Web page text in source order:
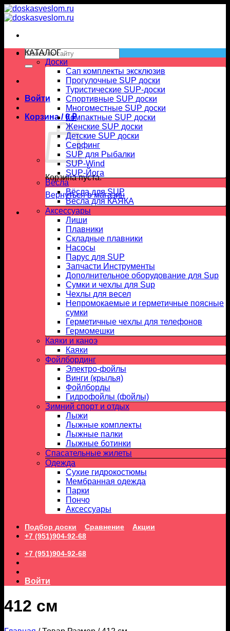
Skip
to
Искать:
Войти
Корзина /0₽
Корзина пуста.
Вернуться в магазин
КАТАЛОГ
Доски
Сап комплекты эксклюзив
Прогулочные SUP доски
Туристические SUP-доски
Спортивные SUP доски
Многоместные SUP доски
Компактные SUP доски
Женские SUP доски
Детские SUP доски
Серфинг
SUP для Рыбалки
SUP-Wind
SUP-Йога
Вёсла
Вёсла для SUP
Весла для КАЯКА
Аксессуары
Лиши
Плавники
Складные плавники
Насосы
Парус для SUP
Запчасти Инструменты
Дополнительное оборудование для Sup
Сумки и чехлы для Sup
Чехлы для весел
Непромокаемые и герметичные поясные
сумки
Герметичные чехлы для телефонов
Гермомешки
Каяки и каноэ
Каяки
Фойлбординг
Электро-фойлы
Винги (крылья)
Фойлборды
Гидрофойлы (фойлы)
Зимний спорт и отдых
Лыжи
Лыжные комплекты
Лыжные палки
Лыжные ботинки
Спасательные жилеты
Одежда
Сухие гидрокостюмы
Мембранная одежда
Парки
Пончо
Аксессуары
Подбор доски Сравнение
Акции
+7 (951)904-92-68
+7 (951)904-92-68
Войти
412 см